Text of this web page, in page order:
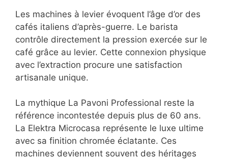
Les machines à levier évoquent l’âge d’or des
cafés italiens d’après-guerre. Le barista
contrôle directement la pression exercée sur le
café grâce au levier. Cette connexion physique
avec l’extraction procure une satisfaction
artisanale unique.
La mythique La Pavoni Professional reste la
référence incontestée depuis plus de 60 ans.
La Elektra Microcasa représente le luxe ultime
avec sa finition chromée éclatante. Ces
machines deviennent souvent des héritages